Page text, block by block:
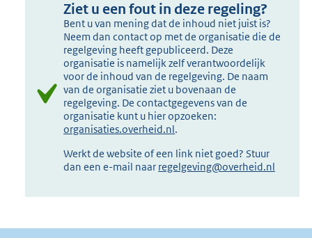
Ziet u een fout in deze regeling?
Bent u van mening dat de inhoud niet juist is?
Neem dan contact op met de organisatie die de
regelgeving heeft gepubliceerd. Deze
organisatie is namelijk zelf verantwoordelijk
voor de inhoud van de regelgeving. De naam
van de organisatie ziet u bovenaan de
regelgeving. De contactgegevens van de
organisatie kunt u hier opzoeken:
organisaties.overheid.nl.
Werkt de website of een link niet goed? Stuur
dan een e-mail naar regelgeving@overheid.nl